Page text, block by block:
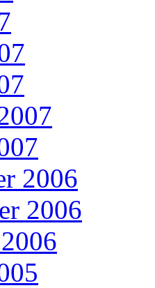
2006
2006